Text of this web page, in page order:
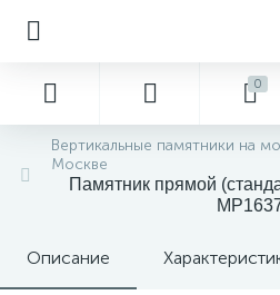
0
Вертикальные памятники на
Москве
Памятник прямой
Описание